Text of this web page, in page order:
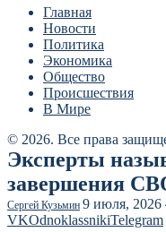
Главная
Новости
Политика
Экономика
Общество
Происшествия
В Мире
© 2026. Все права
Эксперты
завершения
Сергей Кузьмин 9 июля, 2026
VKOdnoklassnikiTelegram